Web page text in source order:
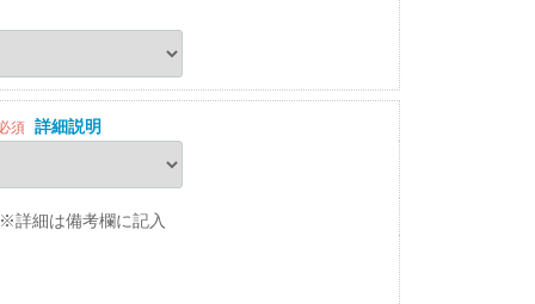
須 詳細説明
細は備考欄に記入